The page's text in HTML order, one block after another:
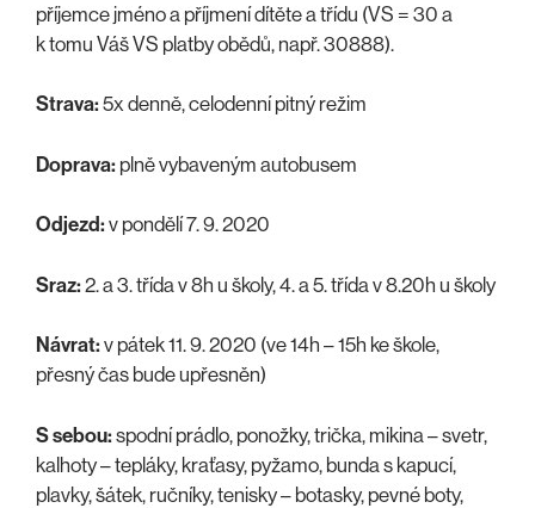
příjemce jméno a příjmení dítěte a třídu (VS = 30 a
k tomu Váš VS platby obědů, např. 30888).
Strava:5x denně, celodenní pitný režim
Doprava: plně vybaveným autobusem
Odjezd:v pondělí 7. 9. 2020
Sraz:2. a 3. třída v 8h u školy, 4. a 5. třída v 8.20h u školy
Návrat:v pátek 11. 9. 2020 (ve 14h – 15h ke škole,
přesný čas bude upřesněn)
S sebou:spodní prádlo, ponožky, trička, mikina – svetr,
kalhoty – tepláky, kraťasy, pyžamo, bunda s kapucí,
plavky, šátek, ručníky, tenisky – botasky, pevné boty,